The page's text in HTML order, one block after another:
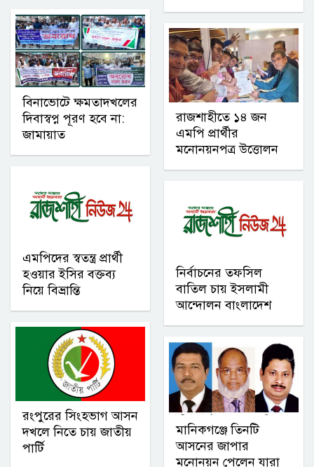
বিনাভোটে ক্ষমতাদখলের
দিবাস্বপ্ন পূরণ হবে না:
জামায়াত
এমপিদের স্বতন্ত্র প্রার্থী
হওয়ার ইসির বক্তব্য
নিয়ে বিভ্রান্তি
রংপুরের সিংহভাগ আসন
দখলে নিতে চায় জাতীয়
পার্টি
রাজশাহীতে ১৪ জন
এমপি প্রার্থীর
মনোনয়নপত্র উত্তোলন
নির্বাচনের তফসিল
বাতিল চায় ইসলামী
আন্দোলন বাংলাদেশ
মানিকগঞ্জে তিনটি
আসনের জাপার
মনোনয়ন পেলেন যারা